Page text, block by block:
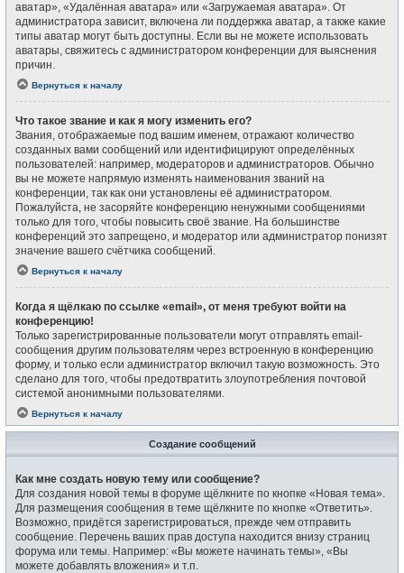
аватар», «Удалённая аватара» или «Загружаемая аватара». От
администратора зависит, включена ли поддержка аватар, а также какие
типы аватар могут быть доступны. Если вы не можете использовать
аватары, свяжитесь с администратором конференции для выяснения
причин.
Вернуться к началу
Что такое звание и как я могу изменить его?
Звания, отображаемые под вашим именем, отражают количество
созданных вами сообщений или идентифицируют определённых
пользователей: например, модераторов и администраторов. Обычно
вы не можете напрямую изменять наименования званий на
конференции, так как они установлены её администратором.
Пожалуйста, не засоряйте конференцию ненужными сообщениями
только для того, чтобы повысить своё звание. На большинстве
конференций это запрещено, и модератор или администратор понизят
значение вашего счётчика сообщений.
Вернуться к началу
Когда я щёлкаю по ссылке «email», от меня требуют войти на
конференцию!
Только зарегистрированные пользователи могут отправлять email-
сообщения другим пользователям через встроенную в конференцию
форму, и только если администратор включил такую возможность. Это
сделано для того, чтобы предотвратить злоупотребления почтовой
системой анонимными пользователями.
Вернуться к началу
Создание сообщений
Как мне создать новую тему или сообщение?
Для создания новой темы в форуме щёлкните по кнопке «Новая тема».
Для размещения сообщения в теме щёлкните по кнопке «Ответить».
Возможно, придётся зарегистрироваться, прежде чем отправить
сообщение. Перечень ваших прав доступа находится внизу страниц
форума или темы. Например: «Вы можете начинать темы», «Вы
можете добавлять вложения» и т.п.